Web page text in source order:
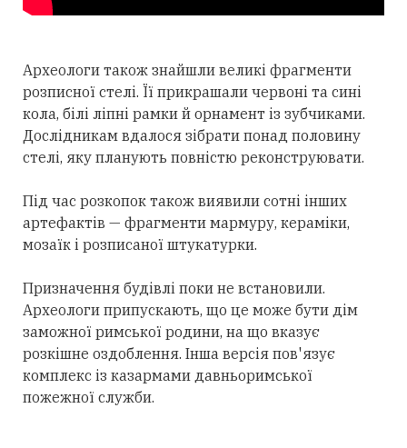
Археологи також знайшли великі фрагменти
розписної стелі. Її прикрашали червоні та сині
кола, білі ліпні рамки й орнамент із зубчиками.
Дослідникам вдалося зібрати понад половину
стелі, яку планують повністю реконструювати.
Під час розкопок також виявили сотні інших
артефактів — фрагменти мармуру, кераміки,
мозаїк і розписаної штукатурки.
Призначення будівлі поки не встановили.
Археологи припускають, що це може бути дім
заможної римської родини, на що вказує
розкішне оздоблення. Інша версія пов'язує
комплекс із казармами давньоримської
пожежної служби.